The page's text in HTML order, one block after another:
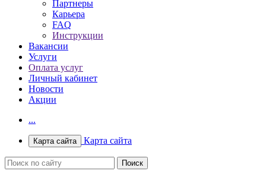
Партнеры
Карьера
FAQ
Инструкции
Вакансии
Услуги
Оплата услуг
Личный кабинет
Новости
Акции
...
Карта сайта Карта сайта